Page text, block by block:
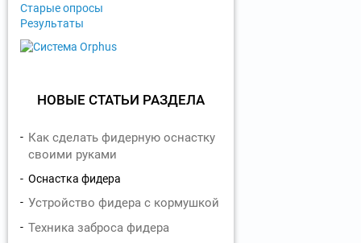
Старые опросы
Результаты
НОВЫЕ СТАТЬИ РАЗДЕЛА
Как сделать фидерную оснастку
своими руками
Оснастка фидера
Устройство фидера с кормушкой
Техника заброса фидера